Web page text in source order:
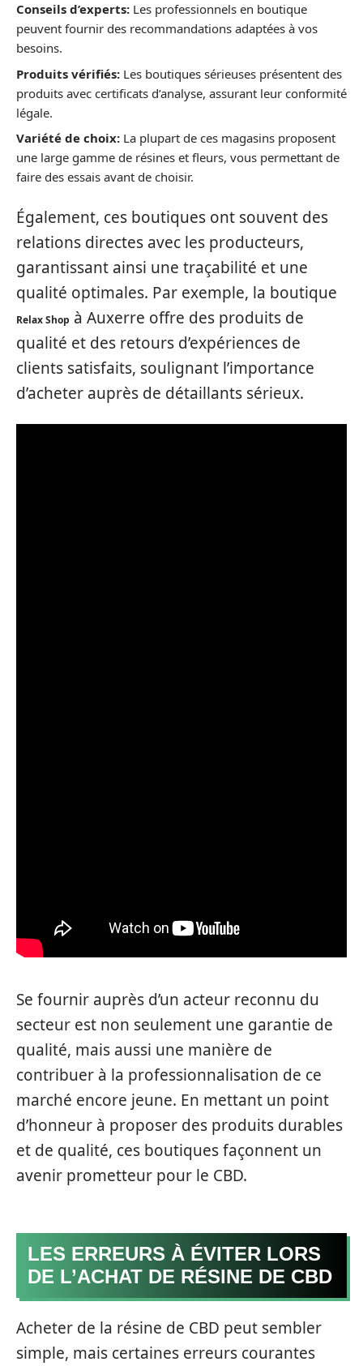
Conseils d’experts: Les professionnels en boutique
peuvent fournir des recommandations adaptées à vos
besoins.
Produits vérifiés: Les boutiques sérieuses présentent des
produits avec certificats d’analyse, assurant leur conformité
légale.
Variété de choix: La plupart de ces magasins proposent
une large gamme de résines et fleurs, vous permettant de
faire des essais avant de choisir.
Également, ces boutiques ont souvent des
relations directes avec les producteurs,
garantissant ainsi une traçabilité et une
qualité optimales. Par exemple, la boutique
Relax Shop à Auxerre offre des produits de
qualité et des retours d’expériences de
clients satisfaits, soulignant l’importance
d’acheter auprès de détaillants sérieux.
Se fournir auprès d’un acteur reconnu du
secteur est non seulement une garantie de
qualité, mais aussi une manière de
contribuer à la professionnalisation de ce
marché encore jeune. En mettant un point
d’honneur à proposer des produits durables
et de qualité, ces boutiques façonnent un
avenir prometteur pour le CBD.
LES ERREURS À ÉVITER LORS
DE L’ACHAT DE RÉSINE DE CBD
Acheter de la résine de CBD peut sembler
simple, mais certaines erreurs courantes